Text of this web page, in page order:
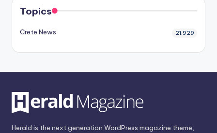
Topics
Crete News 21,929
Herald is the next generation WordPress magazine theme,